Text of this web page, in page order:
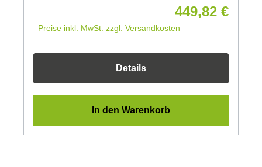
449,82 €
Preise inkl. MwSt. zzgl. Versandkosten
Details
In den Warenkorb